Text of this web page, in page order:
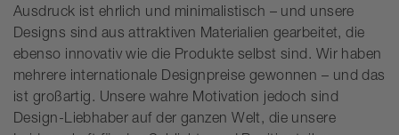
Ausdruck ist ehrlich und minimalistisch – und unsere
Designs sind aus attraktiven Materialien gearbeitet, die
ebenso innovativ wie die Produkte selbst sind. Wir haben
mehrere internationale Designpreise gewonnen – und das
ist großartig. Unsere wahre Motivation jedoch sind
Design-Liebhaber auf der ganzen Welt, die unsere